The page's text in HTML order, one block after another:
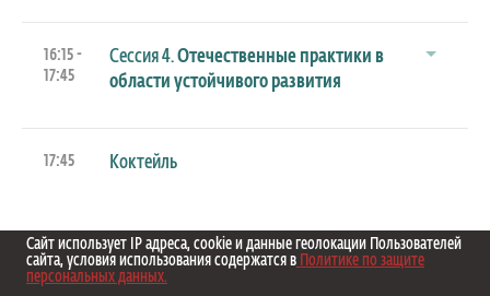
16:15 -
17:45
Сессия 4.Отечественные практики в
области устойчивого развития
17:45 Коктейль
Сайт использует IP адреса, cookie и данные геолокации Пользователей
сайта, условия использования содержатся в Политике по защите
персональных данных.